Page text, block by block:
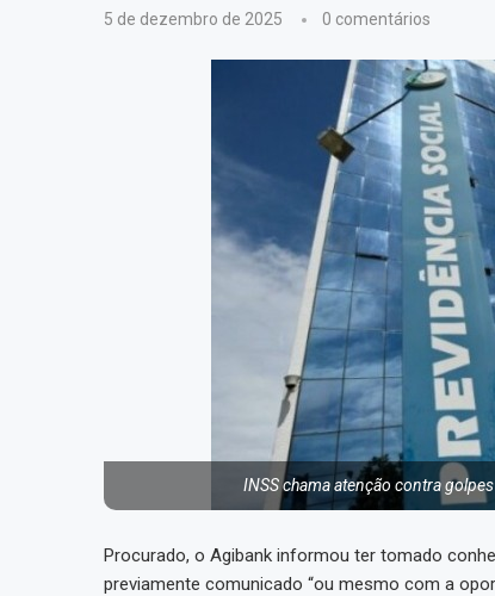
5 de dezembro de 2025 0 comentários
INSS chama atenção contra
Procurado, o Agibank informou ter tomado
previamente comunicado “ou mesmo com a